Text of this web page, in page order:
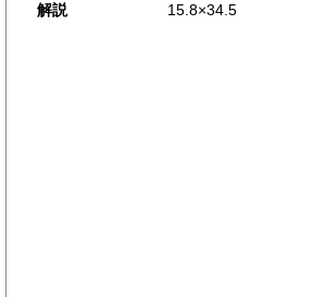
解説
15.8×34.5